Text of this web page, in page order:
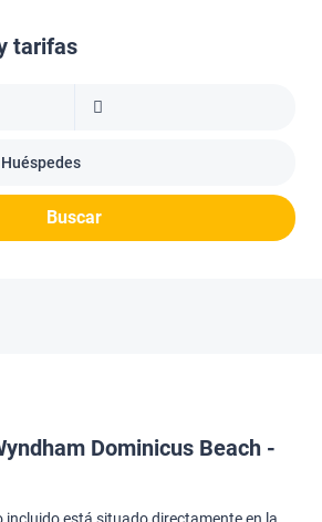
tarifas
Buscar
Dominicus Beach -